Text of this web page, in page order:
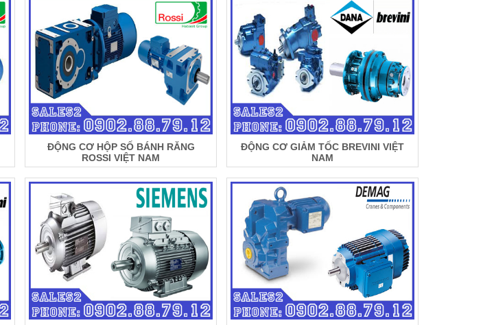
ĐỘNG CƠ HỘP SỐ BÁNH RĂNG
ROSSI VIỆT NAM
ĐỘNG CƠ GIẢM TỐC BREVINI VIỆT
NAM